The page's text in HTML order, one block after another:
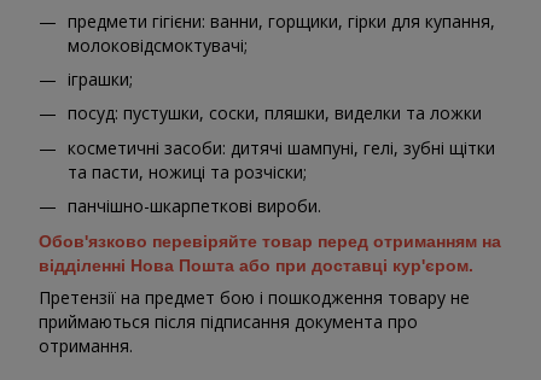
предмети гігієни: ванни, горщики, гірки для купання,
молоковідсмоктувачі;
іграшки;
посуд: пустушки, соски, пляшки, виделки та ложки
косметичні засоби: дитячі шампуні, гелі, зубні щітки
та пасти, ножиці та розчіски;
панчішно-шкарпеткові вироби.
Обов'язково перевіряйте товар перед отриманням на
відділенні Нова Пошта або при доставці кур'єром.
Претензії на предмет бою і пошкодження товару не
приймаються після підписання документа про
отримання.